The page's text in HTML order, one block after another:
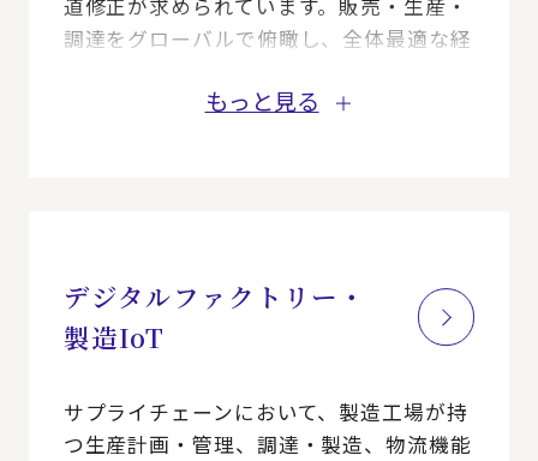
道修正が求められています。販売・生産・
調達をグローバルで俯瞰し、全体最適な経
業務構築をサポートします。
もっと見る
デジタルファクトリー・
製造IoT
サプライチェーンにおいて、製造工場が持
つ生産計画・管理、調達・製造、物流機能